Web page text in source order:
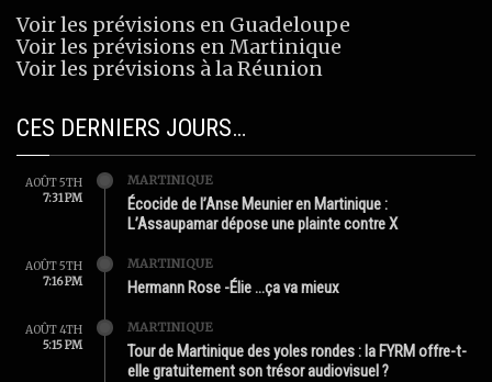
Voir les prévisions en Guadeloupe
Voir les prévisions en Martinique
Voir les prévisions à la Réunion
CES DERNIERS JOURS…
AOÛT 5TH
7:31 PM
MARTINIQUE
Écocide de l’Anse Meunier en Martinique :
L’Assaupamar dépose une plainte contre X
AOÛT 5TH
7:16 PM
MARTINIQUE
Hermann Rose -Élie …ça va mieux
AOÛT 4TH
5:15 PM
MARTINIQUE
Tour de Martinique des yoles rondes : la FYRM offre-t-
elle gratuitement son trésor audiovisuel ?